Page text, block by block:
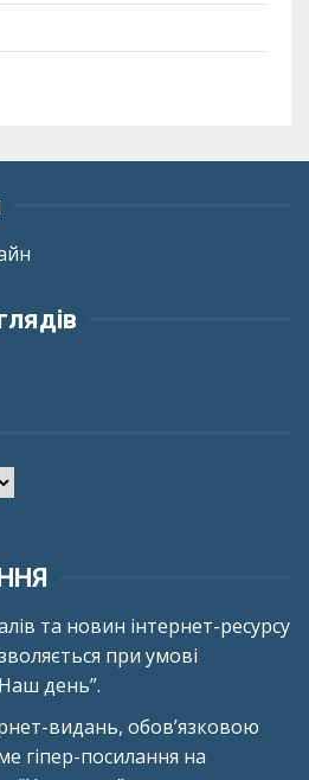
та новин інтернет-ресурсу
при умові
день”.
видань, обов’язковою
гіпер-посилання на